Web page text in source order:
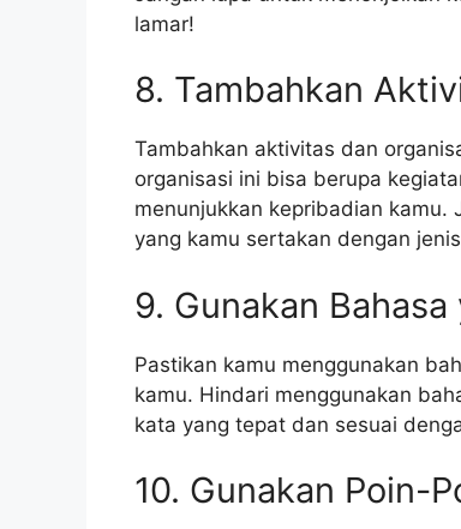
lamar!
8. Tambahkan
Tambahkan aktivitas dan
organisasi ini bisa berupa
menunjukkan kepribadian kamu.
yang kamu sertakan dengan
9. Gunakan
Pastikan kamu menggunakan
kamu. Hindari menggunakan
kata yang tepat dan sesuai
10. Gunakan Poin-